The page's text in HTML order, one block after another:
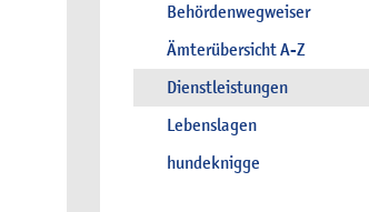
Behördenwegweiser
Ämterübersicht A-Z
Dienstleistungen
Lebenslagen
hundeknigge